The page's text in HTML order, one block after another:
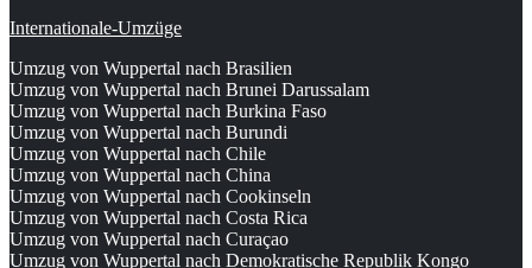
Internationale-Umzüge
Umzug von Wuppertal nach Brasilien
Umzug von Wuppertal nach Brunei Darussalam
Umzug von Wuppertal nach Burkina Faso
Umzug von Wuppertal nach Burundi
Umzug von Wuppertal nach Chile
Umzug von Wuppertal nach China
Umzug von Wuppertal nach Cookinseln
Umzug von Wuppertal nach Costa Rica
Umzug von Wuppertal nach Curaçao
Umzug von Wuppertal nach Demokratische Republik Kongo